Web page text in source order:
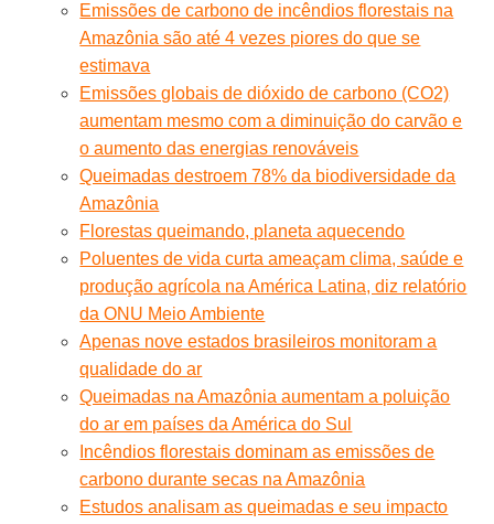
Emissões de carbono de incêndios florestais na
Amazônia são até 4 vezes piores do que se
estimava
Emissões globais de dióxido de carbono (CO2)
aumentam mesmo com a diminuição do carvão e
o aumento das energias renováveis
Queimadas destroem 78% da biodiversidade da
Amazônia
Florestas queimando, planeta aquecendo
Poluentes de vida curta ameaçam clima, saúde e
produção agrícola na América Latina, diz relatório
da ONU Meio Ambiente
Apenas nove estados brasileiros monitoram a
qualidade do ar
Queimadas na Amazônia aumentam a poluição
do ar em países da América do Sul
Incêndios florestais dominam as emissões de
carbono durante secas na Amazônia
Estudos analisam as queimadas e seu impacto